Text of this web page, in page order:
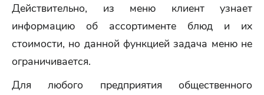
Действительно, из меню клиент узнает
информацию об ассортименте блюд и их
стоимости, но данной функцией задача меню не
ограничивается.
Для любого предприятия общественного